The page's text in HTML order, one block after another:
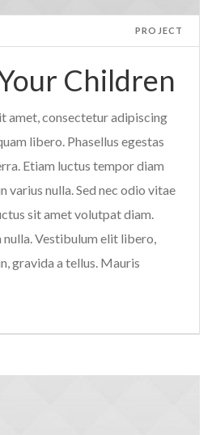
PROJECT
Children
amet, consectetur adipiscing
libero. Phasellus egestas
Etiam luctus tempor diam
varius nulla. Sed nec odio vitae
sit amet volutpat diam.
Vestibulum elit libero,
gravida a tellus. Mauris